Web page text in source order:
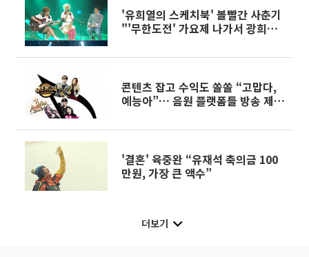
'유희열의 스케치북' 볼빨간 사춘기
"'무한도전' 가요제 나가서 광희와
콘텐츠 잡고 수익도 쏠쏠 “고맙다,
예능아”… 음원 플랫폼들 방송 제휴
'결혼' 육중완 “유재석 축의금 100
만원, 가장 큰 액수”
더보기